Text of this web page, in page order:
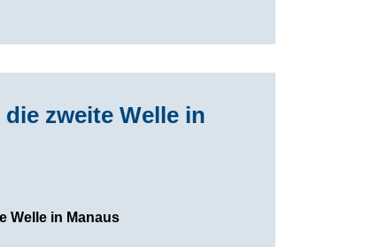
zweite Welle in
Welle in Manaus